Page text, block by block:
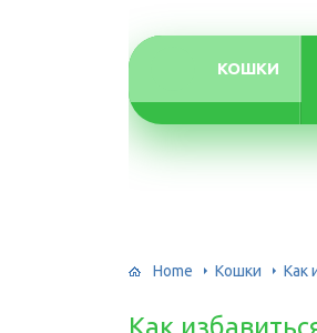
КОШКИ
Home Кошки Как
Как